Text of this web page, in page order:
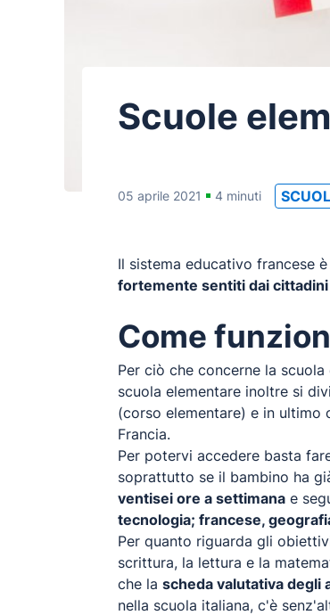
Scuole
05 aprile 2021 4 minuti
Il sistema educativo francese
fortemente sentiti dai
Come
Per ciò che concerne la
scuola elementare inoltre si
(corso elementare) e in ultimo
Francia.
Per potervi accedere basta
soprattutto se il bambino ha
ventisei ore a settimana e
tecnologia; francese,
Per quanto riguarda gli
scrittura, la lettura e la
che la scheda valutativa degli
nella scuola italiana, c'è